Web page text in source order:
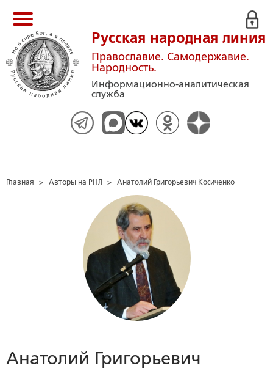
Русская народная линия
Православие. Самодержавие.
Народность.
Информационно-аналитическая
служба
Главная > Авторы на РНЛ > Анатолий Григорьевич Косиченко
Анатолий Григорьевич